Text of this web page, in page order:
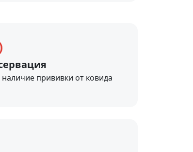
наличие прививки от ковида